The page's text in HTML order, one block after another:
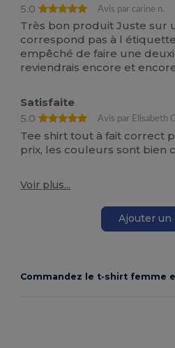
5.0
Avis par carine n.
Très bon produit Juste sur
correspond pas à l étiquette
empêché de faire une
reviendrais encore et
Satisfaite
5.0
Avis par Elisabeth
Tee shirt tout à fait correct
prix, les couleurs sont bien
Voir plus...
Ajouter un
Commandez le t‑shirt femme